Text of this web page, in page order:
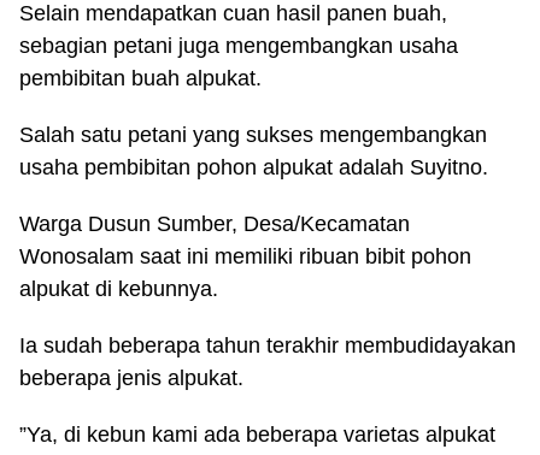
Selain mendapatkan cuan hasil panen buah,
sebagian petani juga mengembangkan usaha
pembibitan buah alpukat.
Salah satu petani yang sukses mengembangkan
usaha pembibitan pohon alpukat adalah Suyitno.
Warga Dusun Sumber, Desa/Kecamatan
Wonosalam saat ini memiliki ribuan bibit pohon
alpukat di kebunnya.
Ia sudah beberapa tahun terakhir membudidayakan
beberapa jenis alpukat.
”Ya, di kebun kami ada beberapa varietas alpukat